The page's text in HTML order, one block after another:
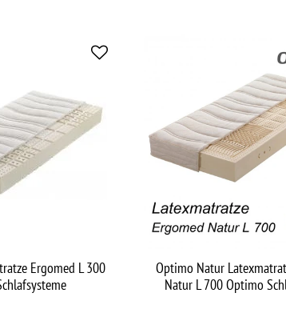
Ergomed L 300
Optimo Natur
Natur L 700 Optimo